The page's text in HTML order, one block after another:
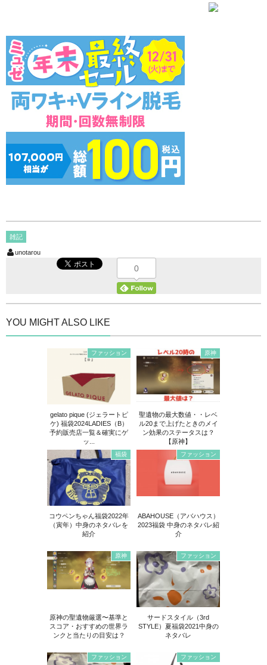
雑記
unotarou
0
YOU MIGHT ALSO LIKE
ファッション
gelato pique (ジェラートピ
ケ) 福袋2024LADIES（B）
予約販売店一覧＆確実にゲ
ッ...
原神
聖遺物の最大数値・・レベ
ル20まで上げたときのメイ
ン効果のステータスは？
【原神】
福袋
コウペンちゃん福袋2022年
（寅年）中身のネタバレを
紹介
ファッション
ABAHOUSE（アバハウス）
2023福袋 中身のネタバレ紹
介
原神
原神の聖遺物厳選〜基準と
スコア・おすすめの世界ラ
ンクと当たりの目安は？
ファッション
サードスタイル（3rd
STYLE）夏福袋2021中身の
ネタバレ
ファッション ファッション